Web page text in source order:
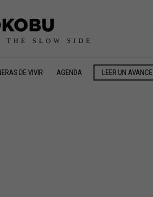
THE SLOW SIDE
DE VIVIR AGENDA LEER UN AVANCE